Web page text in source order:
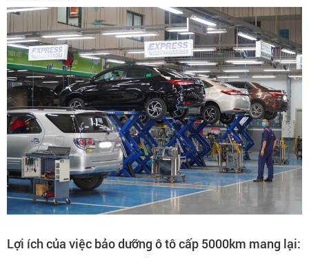
Lợi ích của việc bảo dưỡng ô tô cấp 5000km mang lại: